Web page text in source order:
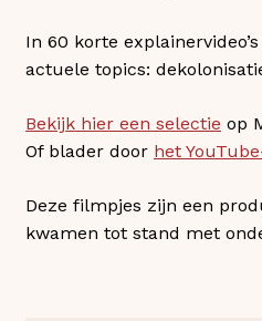
In 60 korte
actuele topics:
Bekijk hier een selectie op
Of blader door het
Deze filmpjes zijn een
kwamen tot stand met